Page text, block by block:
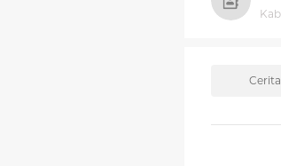
Cerita